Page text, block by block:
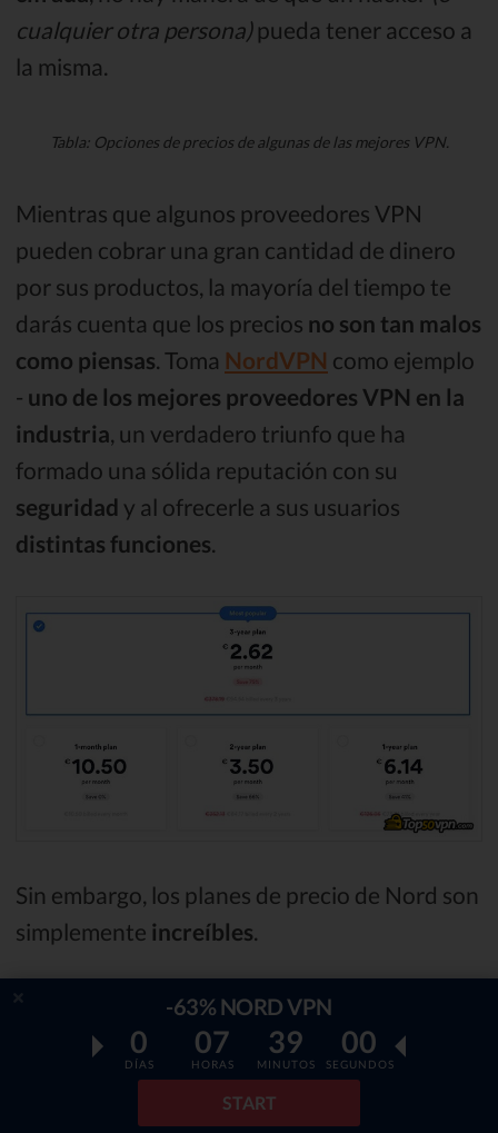
cualquier otra persona)pueda tener acceso a
la misma.
Tabla: Opciones de precios de algunas de las mejores VPN.
Mientras que algunos proveedores VPN
pueden cobrar una gran cantidad de dinero
por sus productos, la mayoría del tiempo te
darás cuenta que los precios no son tan malos
como piensas . Toma NordVPN como ejemplo
- uno de los mejores proveedores VPN en la
industria , un verdadero triunfo que ha
formado una sólida reputación con su
seguridad y al ofrecerle a sus usuarios
distintas funciones
Sin embargo, los planes de precio de Nord son
simplemente increíbles.
Con estos precios, no hay necesidad de
aprender cómo crear una VPN y profundizar
en el tema de¨cómo configurar mi propia
- simplemente no vale la pena.
-63% NORD VPN
0
DÍAS
07
HORAS
38
MINUTOS
58
SEGUNDOS
START